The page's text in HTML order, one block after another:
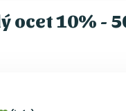
ocet 10% -